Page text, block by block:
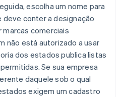
escolha um nome para
deve conter a designação
marcas comerciais
não está autorizado a usar
dos estados publica listas
Se sua empresa
daquele sob o qual
exigem um cadastro